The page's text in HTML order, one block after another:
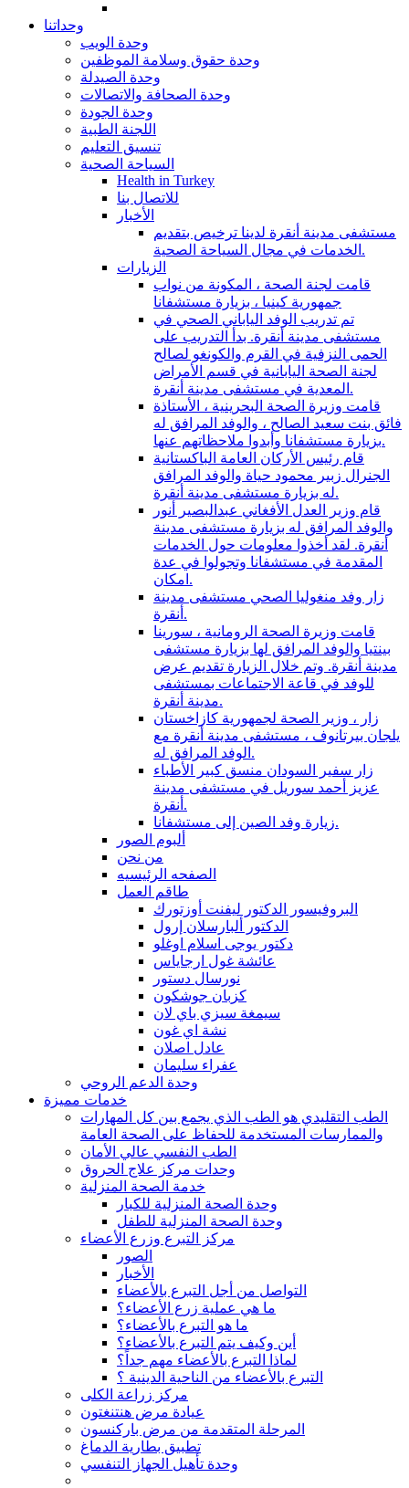
وحداتنا
وحدة الويب
وحدة حقوق وسلامة الموظفين
وحدة الصيدلة
وحدة الصحافة والاتصالات
وحدة الجودة
اللجنة الطبية
تنسيق التعليم
السياحة الصحية
Health in Turkey
للاتصال بنا
الأخبار
مستشفى مدينة أنقرة لدينا ترخيص بتقديم
الخدمات في مجال السياحة الصحية.
الزيارات
قامت لجنة الصحة ، المكونة من نواب
جمهورية كينيا ، بزيارة مستشفانا
تم تدريب الوفد الياباني الصحي في
مستشفى مدينة أنقرة. بدأ التدريب على
الحمى النزفية في القرم والكونغو لصالح
لجنة الصحة اليابانية في قسم الأمراض
المعدية في مستشفى مدينة أنقرة.
قامت وزيرة الصحة البحرينية ، الأستاذة
فائق بنت سعيد الصالح ، والوفد المرافق له
بزيارة مستشفانا وأبدوا ملاحظاتهم عنها.
قام رئيس الأركان العامة الباكستانية
الجنرال زبير محمود حياة والوفد المرافق
له بزيارة مستشفى مدينة أنقرة.
قام وزير العدل الأفغاني عبدالبصير أنور
والوفد المرافق له بزيارة مستشفى مدينة
أنقرة. لقد أخذوا معلومات حول الخدمات
المقدمة في مستشفانا وتجولوا في عدة
امكان.
زار وفد منغوليا الصحي مستشفى مدينة
أنقرة.
قامت وزيرة الصحة الرومانية ، سورينا
بينتيا والوفد المرافق لها بزيارة مستشفى
مدينة أنقرة. وتم خلال الزيارة تقديم عرض
للوفد في قاعة الاجتماعات بمستشفى
مدينة أنقرة.
زار ، وزير الصحة لجمهورية كازاخستان
يلجان بيرتانوف ، مستشفى مدينة أنقرة مع
الوفد المرافق له.
زار سفير السودان منسق كبير الأطباء
عزيز أحمد سوريل في مستشفى مدينة
أنقرة.
زيارة وفد الصين إلى مستشفانا.
ألبوم الصور
من نحن
الصفحه الرئيسيه
طاقم العمل
البروفيسور الدكتور ليفنت أوزتورك
الدكتور ألبارسلان إرول
دكتور يوجى اسلام اوغلو
عائشة غول ارجاياس
نورسال دستور
كزبان جوشكون
سيمغة سيزي باي لان
نشة اي غون
عادل اصلان
عفراء سليمان
وحدة الدعم الروحي
خدمات مميزة
الطب التقليدي هو الطب الذي يجمع بين كل المهارات
والممارسات المستخدمة للحفاظ على الصحة العامة
الطب النفسي عالي الأمان
وحدات مركز علاج الحروق
خدمة الصحة المنزلية
وحدة الصحة المنزلية للكبار
وحدة الصحة المنزلية للطفل
مركز التبرع وزرع الأعضاء
الصور
الأخبار
التواصل من أجل التبرع بالأعضاء
ما هي عملية زرع الأعضاء؟
ما هو التبرع بالأعضاء؟
أين وكيف يتم التبرع بالأعضاء؟
لماذا التبرع بالأعضاء مهم جداً؟
التبرع بالأعضاء من الناحية الدينية ؟
مركز زراعة الكلى
عيادة مرض هنتنغتون
المرحلة المتقدمة من مرض باركنسون
تطبيق بطارية الدماغ
وحدة تأهيل الجهاز التنفسي